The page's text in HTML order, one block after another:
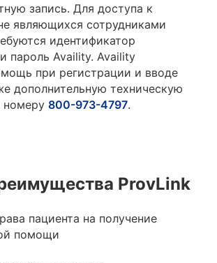
запись. Для доступа к
являющихся сотрудниками
идентификатор
пароль Availity. Availity
при регистрации и вводе
дополнительную техническую
номеру 800-973-4797.
ProvLink
пациента на получение
помощи